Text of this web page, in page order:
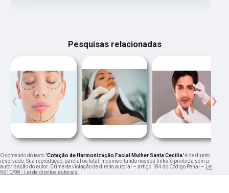
Pesquisas relacionadas
‹ ›
O conteúdo do texto "Cotação de Harmonização Facial Mulher Santa Cecília" é de direito
reservado. Sua reprodução, parcial ou total, mesmo citando nossos links, é proibida sem a
autorização do autor. Crime de violação de direito autoral – artigo 184 do Código Penal – Lei
9610/98 - Lei de direitos autorais.